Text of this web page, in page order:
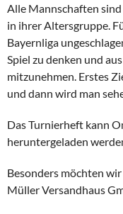
Alle Mannschaften
in ihrer Altersgruppe.
Bayernliga
Spiel zu denken und
mitzunehmen. Erstes
und dann wird man
Das Turnierheft kann
heruntergeladen
Besonders möchten
Müller Versandhaus